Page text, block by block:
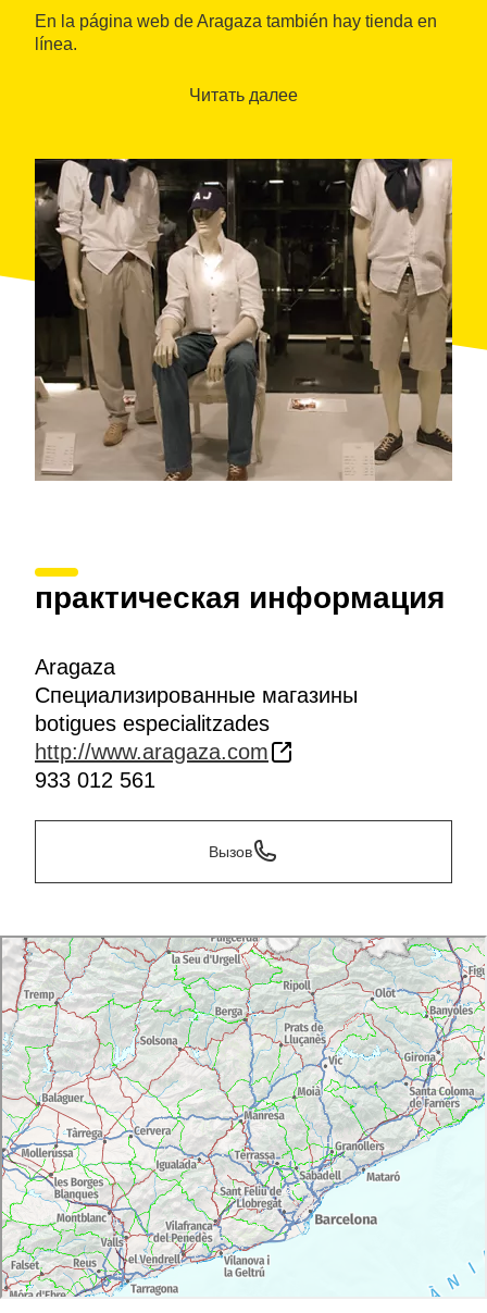
En la página web de Aragaza también hay tienda en
línea.
Читать далее
практическая информация
Aragaza
Специализированные магазины
botigues especialitzades
http://www.aragaza.com
933 012 561
Вызов